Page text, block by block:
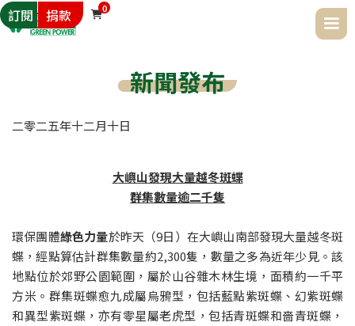
訂閱 捐款 
0
新聞發布
二零二五年十二月十日
大嶼山發現大量越冬斑蝶
群集數量逾二千隻
環保團體綠色力量於昨天（9日）在大嶼山南部發現大量越冬斑
蝶，經點算估計群集數量約2,300隻，數量之多為近年少見。該
地點位於郊野公園範圍，屬於山谷雜木林生境，面積約一千平
方米。群集斑蝶愈九成屬烏鴉型，包括藍點紫斑蝶、幻紫斑蝶
和異型紫斑蝶，亦有零星屬老虎型，包括青斑蝶和嗇青斑蝶，